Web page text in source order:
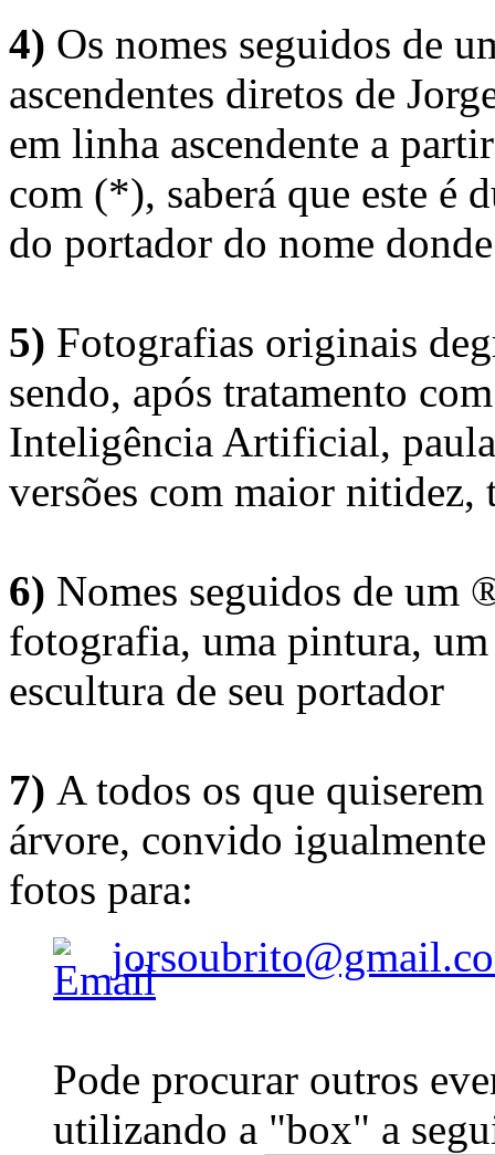
4) Os nomes seguidos de
ascendentes diretos de
em linha ascendente a
com (*), saberá que este é
do portador do nome
5) Fotografias originais
sendo, após tratamento
Inteligência Artificial,
versões com maior nitidez,
6) Nomes seguidos de um
fotografia, uma pintura,
escultura de seu portador
7) A todos os que
árvore, convido
fotos para:
Pode procurar outros
utilizando a "box" a